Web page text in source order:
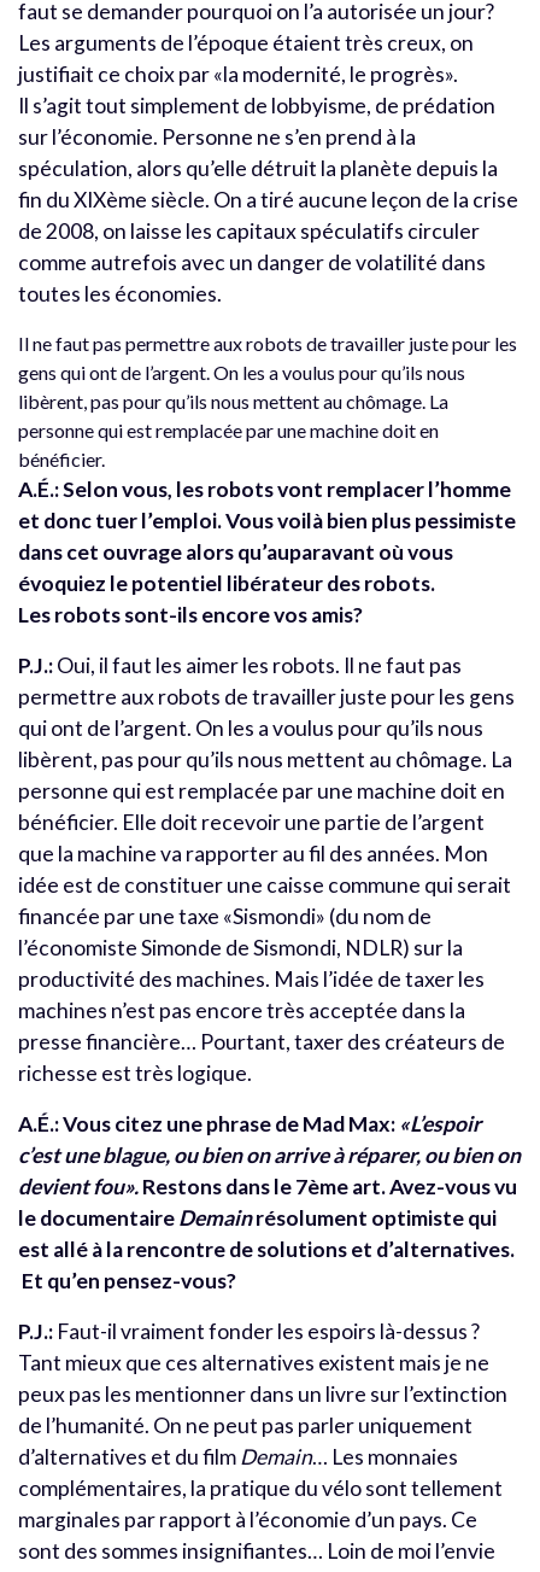
faut se demander pourquoi on l’a autorisée un jour?
Les arguments de l’époque étaient très creux, on
justifiait ce choix par «la modernité, le progrès».
Il s’agit tout simplement de lobbyisme, de prédation
sur l’économie. Personne ne s’en prend à la
spéculation, alors qu’elle détruit la planète depuis la
fin du XIXème siècle. On a tiré aucune leçon de la crise
de 2008, on laisse les capitaux spéculatifs circuler
comme autrefois avec un danger de volatilité dans
toutes les économies.
Il ne faut pas permettre aux robots de travailler juste pour les
gens qui ont de l’argent. On les a voulus pour qu’ils nous
libèrent, pas pour qu’ils nous mettent au chômage. La
personne qui est remplacée par une machine doit en
bénéficier.
A.É.: Selon vous, les robots vont remplacer l’homme
et donc tuer l’emploi. Vous voilà bien plus pessimiste
dans cet ouvrage alors qu’auparavant où vous
évoquiez le potentiel libérateur des robots.
Les robots sont-ils encore vos amis?
P.J.:Oui, il faut les aimer les robots. Il ne faut pas
permettre aux robots de travailler juste pour les gens
qui ont de l’argent. On les a voulus pour qu’ils nous
libèrent, pas pour qu’ils nous mettent au chômage. La
personne qui est remplacée par une machine doit en
bénéficier. Elle doit recevoir une partie de l’argent
que la machine va rapporter au fil des années. Mon
idée est de constituer une caisse commune qui serait
financée par une taxe «Sismondi» (du nom de
l’économiste Simonde de Sismondi, NDLR) sur la
productivité des machines. Mais l’idée de taxer les
machines n’est pas encore très acceptée dans la
presse financière… Pourtant, taxer des créateurs de
richesse est très logique.
A.É.: Vous citez une phrase de Mad Max: «L’espoir
c’est une blague, ou bien on arrive à réparer, ou bien on
devient fou».Restons dans le 7ème art. Avez-vous vu
le documentaireDemainrésolument optimiste qui
est allé à la rencontre de solutions et d’alternatives.
Et qu’en pensez-vous?
P.J.: Faut-il vraiment fonder les espoirs là-dessus ?
Tant mieux que ces alternatives existent mais je ne
peux pas les mentionner dans un livre sur l’extinction
de l’humanité. On ne peut pas parler uniquement
d’alternatives et du filmDemain… Les monnaies
complémentaires, la pratique du vélo sont tellement
marginales par rapport à l’économie d’un pays. Ce
sont des sommes insignifiantes… Loin de moi l’envie